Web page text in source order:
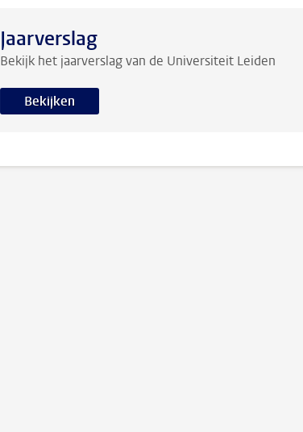
Jaarverslag
Bekijk het jaarverslag van de Universiteit Leiden
Bekijken